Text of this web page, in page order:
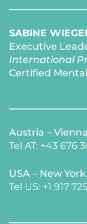
SABINE
Executive
International
Certified
Austria – Vienna
Tel AT: +43 676
USA – New York
​Tel US: +1 917